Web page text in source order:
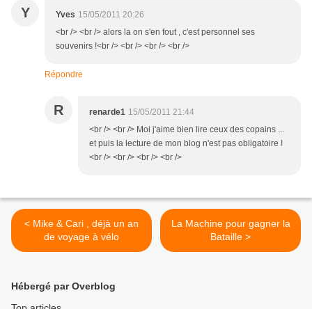
Y Yves 15/05/2011 20:26
<br /> <br /> alors la on s'en fout , c'est personnel ses
souvenirs !<br /> <br /> <br /> <br />
Répondre
R renarde1 15/05/2011 21:44
<br /> <br /> Moi j'aime bien lire ceux des copains ...
et puis la lecture de mon blog n'est pas obligatoire !
<br /> <br /> <br /> <br />
< Mike & Cari , déjà un an
de voyage à vélo
La Machine pour gagner la
Bataille >
Hébergé par Overblog